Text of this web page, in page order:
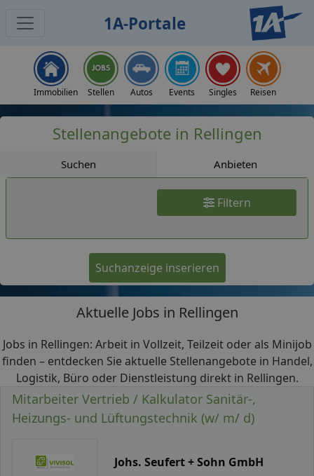
1A-Portale
Immobilien Stellen Autos Events Singles Reisen
Stellenangebote in Rellingen
Suchen Anbieten
Filtern
Suchanzeige inserieren
Aktuelle Jobs in Rellingen
Jobs in Rellingen: Arbeit in Vollzeit, Teilzeit oder als Minijob
finden – entdecken Sie aktuelle Stellenangebote in Handel,
Logistik, Büro oder Dienstleistung direkt in Rellingen.
Mitarbeiter Vertrieb / Kalkulator Sanitär-,
Heizungs- und Lüftungstechnik (w/ m/ d)
Johs. Seufert + Sohn GmbH